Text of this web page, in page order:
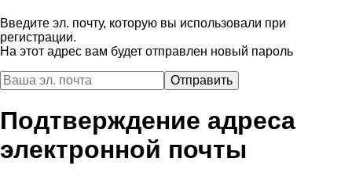
Введите эл. почту, которую вы использовали при
регистрации.
На этот адрес вам будет отправлен новый пароль
Подтверждение адреса
электронной почты